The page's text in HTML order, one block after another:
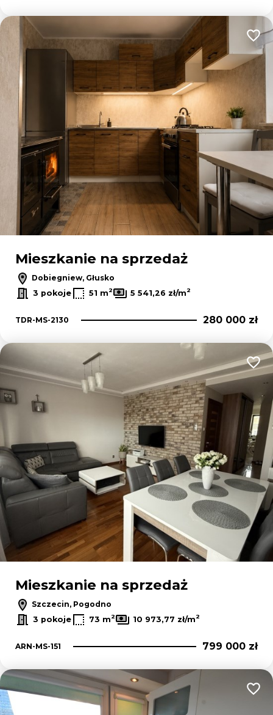
Mieszkanie na sprzedaż
Dobiegniew, Głusko
3 pokoje
51 m2 5 541,26 zł/m2
TDR-MS-2130 280 000 zł
Mieszkanie na sprzedaż
Szczecin, Pogodno
3 pokoje
73 m2 10 973,77 zł/m2
ARN-MS-151 799 000 zł